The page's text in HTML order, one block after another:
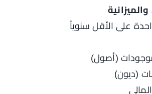
على الأقل سنوياً
(أصول)
(ديون)